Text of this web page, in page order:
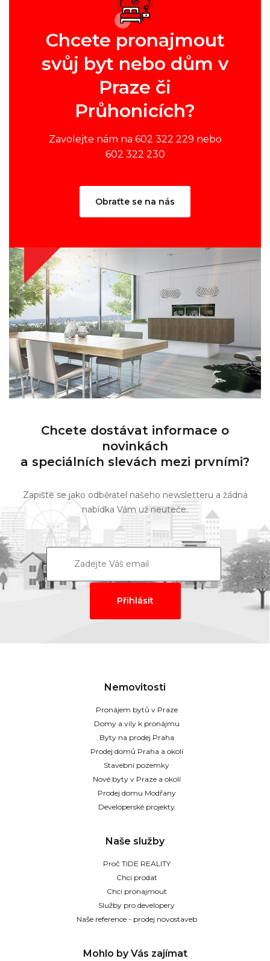
Chcete pronajmout
svůj byt nebo dům v
Praze či
Průhonicích?
Zavolejte nám na 602 322 229 nebo
602 322 230
Obraťte se na nás
Chcete dostávat informace o
novinkách
a speciálních slevách mezi prvními?
Zapište se jako odběratel našeho newsletteru a žádná
nabídka Vám už neuteče.
Nemovitosti
Pronájem bytů v Praze
Domy a vily k pronájmu
Byty na prodej Praha
Prodej domů Praha a okolí
Stavební pozemky
Nové byty v Praze a okolí
Prodej domu Modřany
Developerské projekty
Naše služby
Proč TIDE REALITY
Chci prodat
Chci pronajmout
Služby pro developery
Naše reference - prodej novostaveb
Mohlo by Vás zajímat